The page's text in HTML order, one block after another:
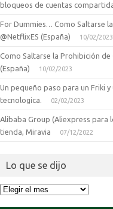
bloqueos de cuentas
For Dummies… Como Saltarse
@NetflixES (España)
10/02/2023
Como Saltarse la Prohibición
(España)
10/02/2023
Un pequeño paso para un Friki y
tecnologica.
02/02/2023
Alibaba Group (Aliexpress para
tienda, Miravia
07/12/2022
Lo que se dijo
Lo